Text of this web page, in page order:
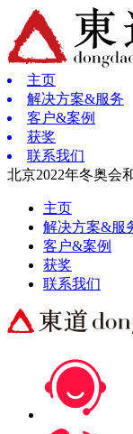
主页
解决方案&服务
客户&案例
获奖
联系我们
北京2022年冬奥会
主页
解决方案&服
客户&案例
获奖
联系我们